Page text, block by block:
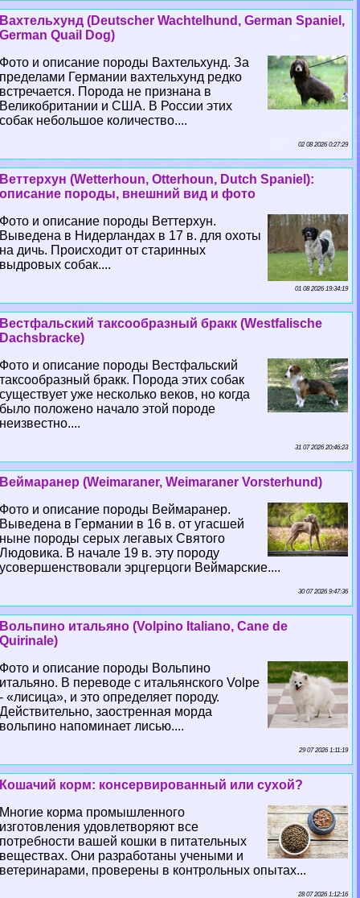
Вахтельхунд (Deutscher Wachtelhund, German Spaniel,
German Quail Dog)
Фото и описание породы Вахтельхунд. За
пределами Германии вахтельхунд редко
встречается. Порода не признана в
Великобритании и США. В России этих
собак небольшое количество....
02 08 2026 0:27:29
Веттерхун (Wetterhoun, Otterhoun, Dutch Spaniel):
описание породы, внешний вид и фото
Фото и описание породы Веттерхун.
Выведена в Нидерландах в 17 в. для охоты
на дичь. Происходит от старинных
выдровых собак....
01 08 2026 19:34:19
Вестфальский таксообразный бpaкк (Westfalische
Dachsbracke)
Фото и описание породы Вестфальский
таксообразный бpaкк. Порода этих собак
существует уже несколько веков, но когда
было положено начало этой породе
неизвестно....
31 07 2026 20:46:23
Веймаранер (Weimaraner, Weimaraner Vorsterhund)
Фото и описание породы Веймаранер.
Выведена в Германии в 16 в. от угасшей
ныне породы серых легавых Святого
Людовика. В начале 19 в. эту породу
усовершенствовали эрцгерцоги Веймарские....
30 07 2026 9:47:36
Вольпино итальяно (Volpino Italiano, Cane de
Quirinale)
Фото и описание породы Вольпино
итальяно. В переводе с итальянского Volpe
- «лисица», и это определяет породу.
Действительно, заостренная морда
вольпино напоминает лисью....
29 07 2026 1:11:19
Кошачий корм: консервированный или сухой?
Многие корма промышленного
изготовления удовлетворяют все
потребности вашей кошки в питательных
веществах. Они разработаны учеными и
ветеринарами, проверены в контрольных опытах...
28 07 2026 1:12:16